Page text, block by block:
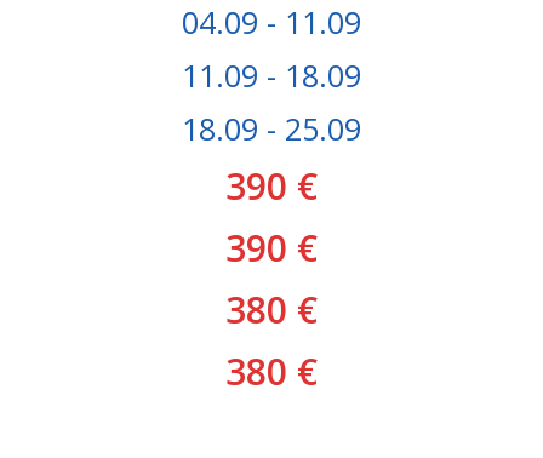
04.09 - 11.09
11.09 - 18.09
18.09 - 25.09
390 €
390 €
380 €
380 €